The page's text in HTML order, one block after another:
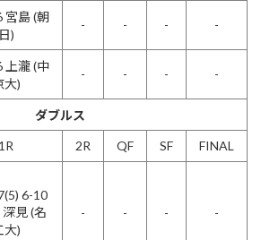
宮島 (朝
日)
- - - -
上瀧 (中
大)
- - - -
ダブルス
1R 2R QF SF FINAL
6-10
見 (名
大)
- - - -